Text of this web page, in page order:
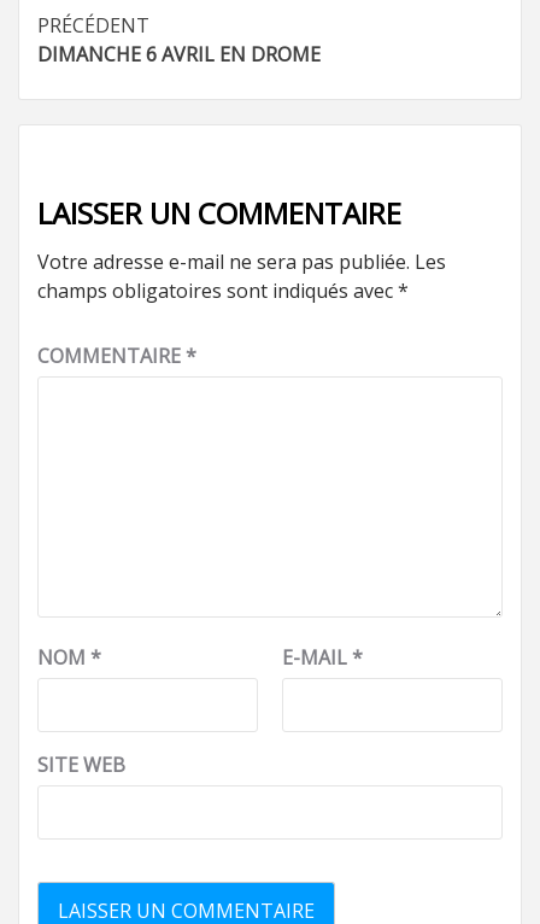
Navigation
d’article
PRÉCÉDENT
DIMANCHE 6 AVRIL EN DROME
LAISSER UN COMMENTAIRE
Votre adresse e-mail ne sera pas publiée. Les
champs obligatoires sont indiqués avec*
COMMENTAIRE*
NOM * E-MAIL*
SITE WEB